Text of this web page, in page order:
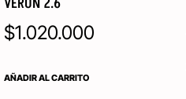
$1.020.000
AÑADIR AL CARRITO